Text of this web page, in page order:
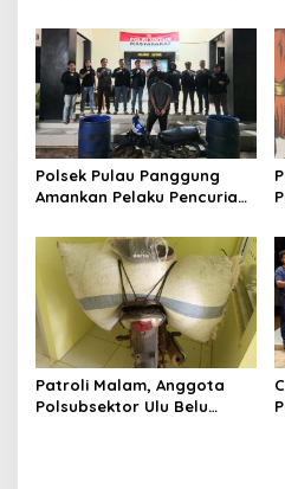
n
Presisi Polres Tanggamus
Amankan Satu Pria Dua
Wanita Terungkap Dugaan
Pengguna Narkoba
Polsek Pulau Panggung
Amankan Pelaku Pencurian
Bendungan Batu Tegi
Patroli Malam, Anggota
Polsubsektor Ulu Belu